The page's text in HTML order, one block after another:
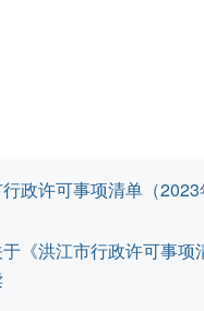
政许可事项清单（2023
《洪江市行政许可事项